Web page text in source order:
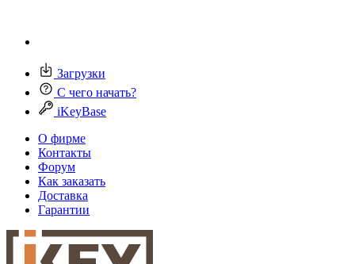
Загрузки
С чего начать?
iKeyBase
О фирме
Контакты
Форум
Как заказать
Доставка
Гарантии